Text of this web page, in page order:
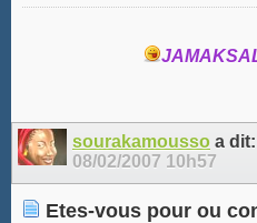
sourakamousso a dit:
08/02/2007 10h57
Etes-vous pour ou